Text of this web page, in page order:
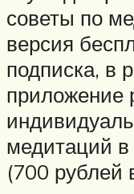
советы по
версия
подписка, в
приложение
медитаций в
(700 рублей